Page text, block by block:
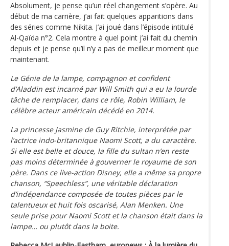
Absolument, je pense qu’un réel changement s’opère. Au
début de ma carrière, j’ai fait quelques apparitions dans
des séries comme Nikita. J’ai joué dans l’épisode intitulé
Al-Qaïda n°2. Cela montre à quel point j’ai fait du chemin
depuis et je pense qu’il n’y a pas de meilleur moment que
maintenant.
Le Génie de la lampe, compagnon et confident
d’Aladdin est incarné par Will Smith qui a eu la lourde
tâche de remplacer, dans ce rôle, Robin William, le
célèbre acteur américain décédé en 2014.
La princesse Jasmine de Guy Ritchie, interprétée par
l’actrice indo-britannique Naomi Scott, a du caractère.
Si elle est belle et douce, la fille du sultan n’en reste
pas moins déterminée à gouverner le royaume de son
père. Dans ce live-action Disney, elle a même sa propre
chanson, “Speechless”, une véritable déclaration
d’indépendance composée de toutes pièces par le
talentueux et huit fois oscarisé, Alan Menken. Une
seule prise pour Naomi Scott et la chanson était dans la
lampe… ou plutôt dans la boite.